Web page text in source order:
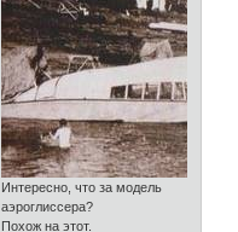
Интересно, что за модель
аэроглиссера?
Похож на этот.